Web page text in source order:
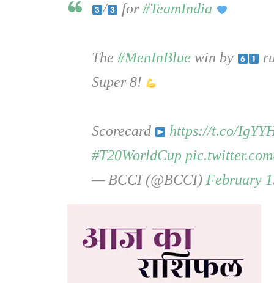
/ for#TeamIndia
The #MenInBlue win by
Super 8!
Scorecard
https://t.co/
#T20WorldCup
— BCCI (@BCCI) February